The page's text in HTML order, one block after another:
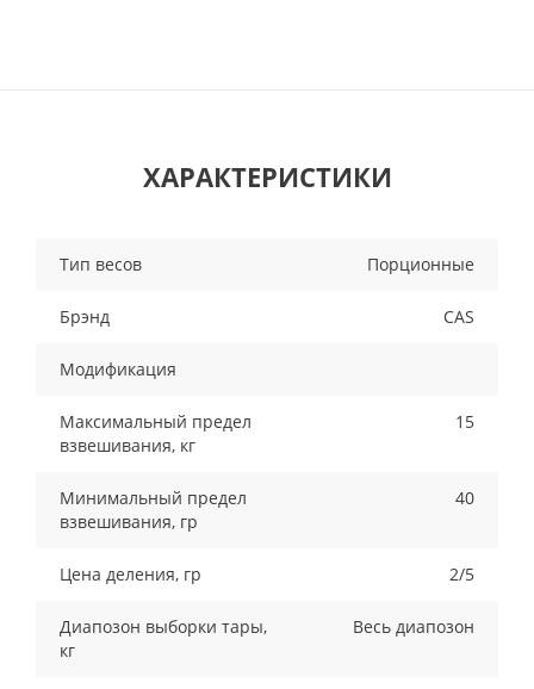
ХАРАКТЕРИСТИКИ
Тип весов Порционные
Брэнд CAS
Модификация
Максимальный предел
взвешивания, кг
15
Минимальный предел
взвешивания, гр
40
Цена деления, гр 2/5
Диапозон выборки тары,
кг
Весь диапозон